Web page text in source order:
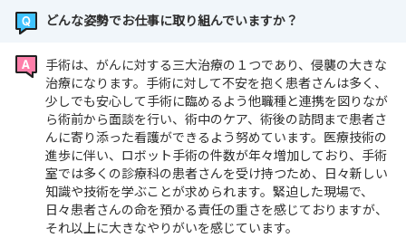
どんな姿勢でお仕事に取り組んでいますか？
手術は、がんに対する三大治療の１つであり、侵襲の大きな
治療になります。手術に対して不安を抱く患者さんは多く、
少しでも安心して手術に臨めるよう他職種と連携を図りなが
ら術前から面談を行い、術中のケア、術後の訪問まで患者さ
んに寄り添った看護ができるよう努めています。医療技術の
進歩に伴い、ロボット手術の件数が年々増加しており、手術
室では多くの診療科の患者さんを受け持つため、日々新しい
知識や技術を学ぶことが求められます。緊迫した現場で、
日々患者さんの命を預かる責任の重さを感じておりますが、
それ以上に大きなやりがいを感じています。